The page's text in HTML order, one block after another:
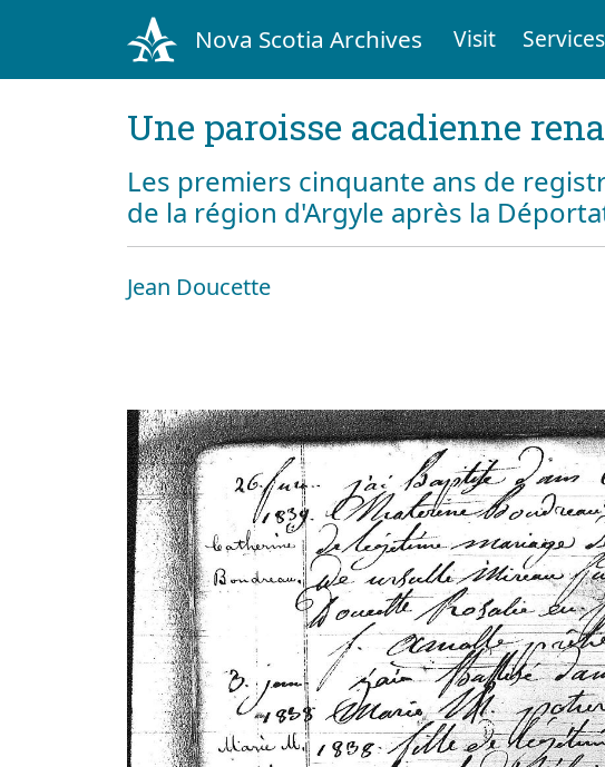
Nova Scotia Archives Visit Services
Une paroisse acadienne
Les premiers cinquante ans de
de la région d'Argyle après la
Jean Doucette